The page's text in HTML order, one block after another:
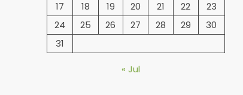
17
18 19 20 21 22
23
24
25 26 27 28 29
30
31
« Jul